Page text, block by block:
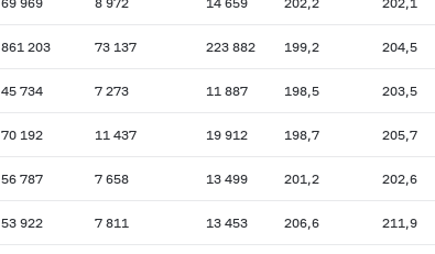
861 203 73 137 223 882 199,2 204,5
45 734 7 273 11 887 198,5 203,5
70 192 11 437 19 912 198,7 205,7
56 787 7 658 13 499 201,2 202,6
53 922 7 811 13 453 206,6 211,9